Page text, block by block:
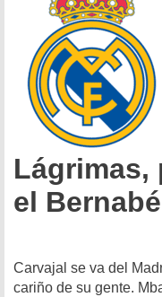
Lágrimas,
el
Carvajal se va del
cariño de su gente.